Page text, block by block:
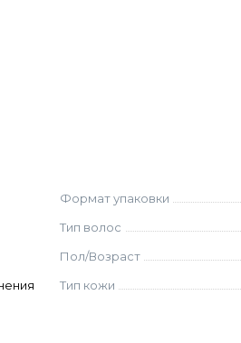
CINNAMAL, SODIUM
Формат упаковки
Тип волос
Пол/Возраст
Тип кожи